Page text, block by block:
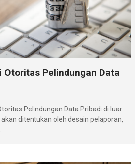
Otoritas Pelindungan Data
Pelindungan Data Pribadi di luar
ditentukan oleh desain pelaporan,